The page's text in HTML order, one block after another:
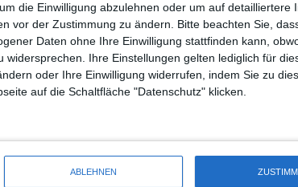
die Einwilligung abzulehnen oder um auf detailliertere
vor der Zustimmung zu ändern.
Bitte beachten Sie,
Daten ohne Ihre Einwilligung stattfinden kann,
widersprechen. Ihre Einstellungen gelten lediglich für
oder Ihre Einwilligung widerrufen, indem Sie zu
auf die Schaltfläche "Datenschutz" klicken.
ABLEHNEN